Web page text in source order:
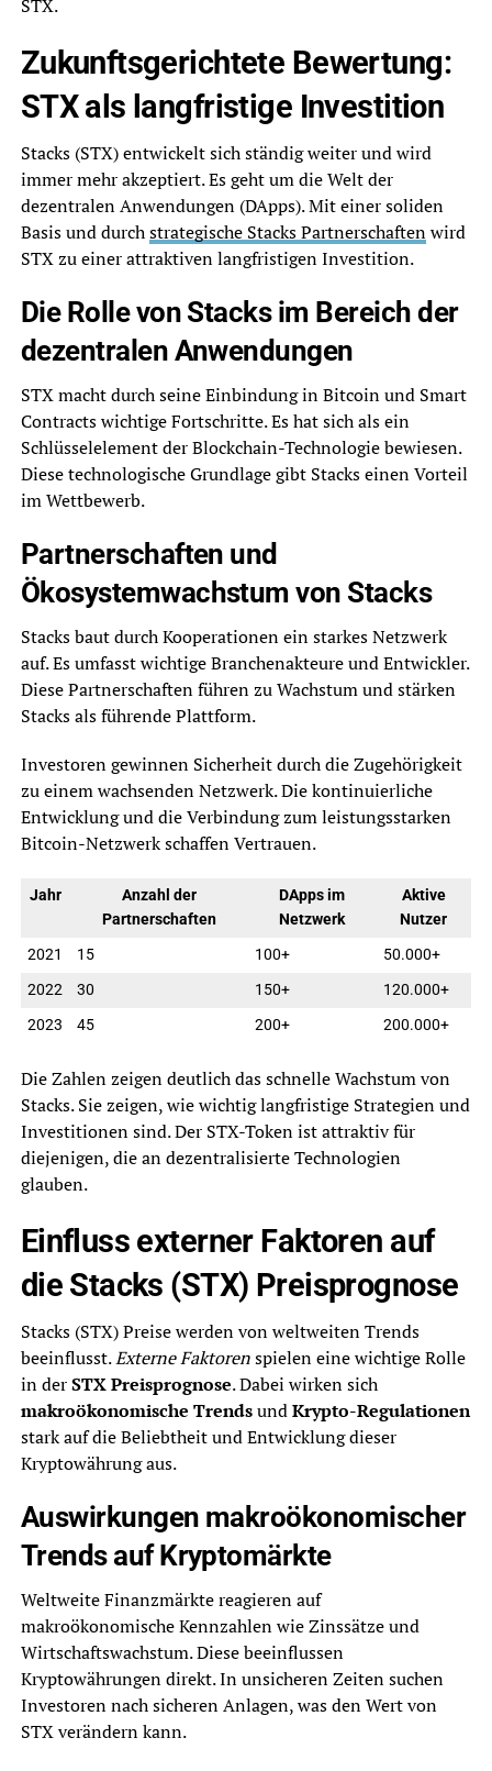
STX.
Zukunftsgerichtete Bewertung:
STX als langfristige Investition
Stacks (STX) entwickelt sich ständig weiter und wird
immer mehr akzeptiert. Es geht um die Welt der
dezentralen Anwendungen (DApps). Mit einer soliden
Basis und durchstrategische Stacks Partnerschaftenwird
STX zu einer attraktiven langfristigen Investition.
Die Rolle von Stacks im Bereich der
dezentralen Anwendungen
STX macht durch seine Einbindung in Bitcoin und Smart
Contracts wichtige Fortschritte. Es hat sich als ein
Schlüsselelement der Blockchain-Technologie bewiesen.
Diese technologische Grundlage gibt Stacks einen Vorteil
im Wettbewerb.
Partnerschaften und
Ökosystemwachstum von Stacks
Stacks baut durch Kooperationen ein starkes Netzwerk
auf. Es umfasst wichtige Branchenakteure und Entwickler.
Diese Partnerschaften führen zu Wachstum und stärken
Stacks als führende Plattform.
Investoren gewinnen Sicherheit durch die Zugehörigkeit
zu einem wachsenden Netzwerk. Die kontinuierliche
Entwicklung und die Verbindung zum leistungsstarken
Bitcoin-Netzwerk schaffen Vertrauen.
Jahr
Anzahl der
Partnerschaften
DApps im
Netzwerk
Aktive
Nutzer
2021
15 100+
50.000+
2022
30 150+
120.000+
2023
45 200+ 200.000+
Die Zahlen zeigen deutlich das schnelle Wachstum von
Stacks. Sie zeigen, wie wichtig langfristige Strategien und
Investitionen sind. Der STX-Token ist attraktiv für
diejenigen, die an dezentralisierte Technologien
glauben.
Einfluss externer Faktoren auf
die Stacks (STX) Preisprognose
Stacks (STX) Preise werden von weltweiten Trends
beeinflusst.Externe Faktorenspielen eine wichtige Rolle
in derSTX Preisprognose. Dabei wirken sich
makroökonomische TrendsundKrypto-Regulationen
stark auf die Beliebtheit und Entwicklung dieser
Kryptowährung aus.
Auswirkungen makroökonomischer
Trends auf Kryptomärkte
Weltweite Finanzmärkte reagieren auf
makroökonomische Kennzahlen wie Zinssätze und
Wirtschaftswachstum. Diese beeinflussen
Kryptowährungen direkt. In unsicheren Zeiten suchen
Investoren nach sicheren Anlagen, was den Wert von
STX verändern kann.